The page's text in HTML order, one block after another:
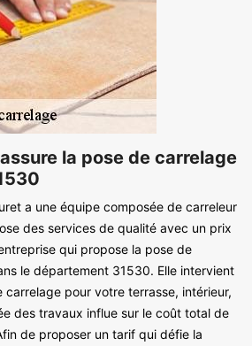
la pose de carrelage
a une équipe composée de carreleur
des services de qualité avec un prix
qui propose la pose de
le département 31530. Elle intervient
pour votre terrasse, intérieur,
des travaux influe sur le coût total de
de proposer un tarif qui défie la